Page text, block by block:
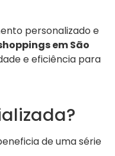
personalizado e
em São
e eficiência para
de uma série